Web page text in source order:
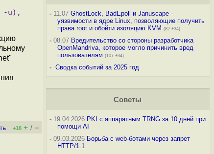
+18 + / –
-11.07 GhostLock, BadEpoll и Januscape -
уязвимости в ядре Linux, позволяющие получить
права root и обойти изоляцию KVM (82 +34)
-08.07 Вредительство со стороны разработчика
OpenMandriva, которое могло причинить вред
пользователям (107 +34)
- Сводка событий за 2025 год
Советы
-19.04.2026 PKI с аппаратным TRNG за 10 дней при
помощи AI
-09.03.2026 Борьба с web-ботами через запрет
HTTP/1.1